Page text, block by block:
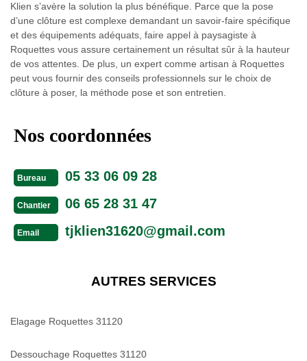
Klien s’avère la solution la plus bénéfique. Parce que la pose
d’une clôture est complexe demandant un savoir-faire spécifique
et des équipements adéquats, faire appel à paysagiste à
Roquettes vous assure certainement un résultat sûr à la hauteur
de vos attentes. De plus, un expert comme artisan à Roquettes
peut vous fournir des conseils professionnels sur le choix de
clôture à poser, la méthode pose et son entretien.
Nos coordonnées
Bureau 05 33 06 09 28
Chantier 06 65 28 31 47
Email tjklien31620@gmail.com
AUTRES SERVICES
Elagage Roquettes 31120
Dessouchage Roquettes 31120